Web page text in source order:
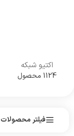
اکتیو شبکه
1124 محصول
فیلتر محصولات